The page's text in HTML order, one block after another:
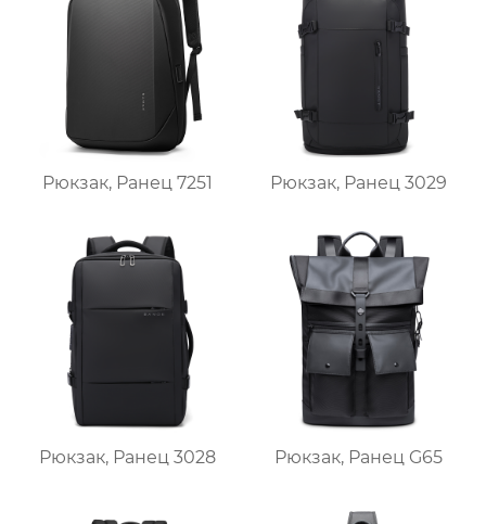
Рюкзак, Ранец 7251 Рюкзак, Ранец 3029
Рюкзак, Ранец 3028 Рюкзак, Ранец G65